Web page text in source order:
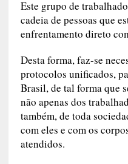
Este grupo de
cadeia de pessoas que
enfrentamento direto
Desta forma, faz-se
protocolos unificados,
Brasil, de tal forma que
não apenas dos
também, de toda
com eles e com os
atendidos.